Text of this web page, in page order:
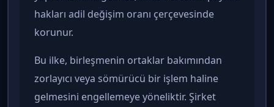
hakları adil değişim oranı çerçevesinde
korunur.
Bu ilke, birleşmenin ortaklar bakımından
zorlayıcı veya sömürücü bir işlem haline
gelmesini engellemeye yöneliktir. Şirket